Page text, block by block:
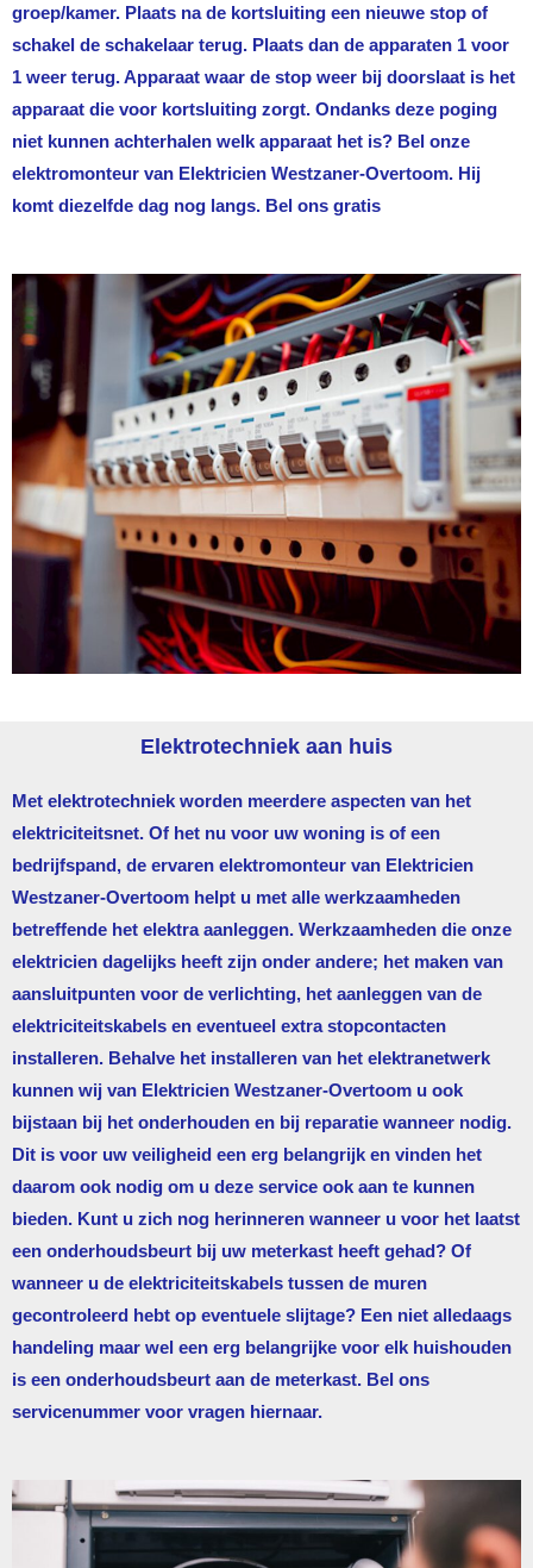
groep/kamer. Plaats na de kortsluiting een nieuwe stop of
schakel de schakelaar terug. Plaats dan de apparaten 1 voor
1 weer terug. Apparaat waar de stop weer bij doorslaat is het
apparaat die voor kortsluiting zorgt. Ondanks deze poging
niet kunnen achterhalen welk apparaat het is? Bel onze
elektromonteur van Elektricien Westzaner-Overtoom. Hij
komt diezelfde dag nog langs. Bel ons gratis
Elektrotechniek aan huis
Met elektrotechniek worden meerdere aspecten van het
elektriciteitsnet. Of het nu voor uw woning is of een
bedrijfspand, de ervaren elektromonteur van Elektricien
Westzaner-Overtoom helpt u met alle werkzaamheden
betreffende het elektra aanleggen. Werkzaamheden die onze
elektricien dagelijks heeft zijn onder andere; het maken van
aansluitpunten voor de verlichting, het aanleggen van de
elektriciteitskabels en eventueel extra stopcontacten
installeren. Behalve het installeren van het elektranetwerk
kunnen wij van Elektricien Westzaner-Overtoom u ook
bijstaan bij het onderhouden en bij reparatie wanneer nodig.
Dit is voor uw veiligheid een erg belangrijk en vinden het
daarom ook nodig om u deze service ook aan te kunnen
bieden. Kunt u zich nog herinneren wanneer u voor het laatst
een onderhoudsbeurt bij uw meterkast heeft gehad? Of
wanneer u de elektriciteitskabels tussen de muren
gecontroleerd hebt op eventuele slijtage? Een niet alledaags
handeling maar wel een erg belangrijke voor elk huishouden
is een onderhoudsbeurt aan de meterkast. Bel ons
servicenummer voor vragen hiernaar.